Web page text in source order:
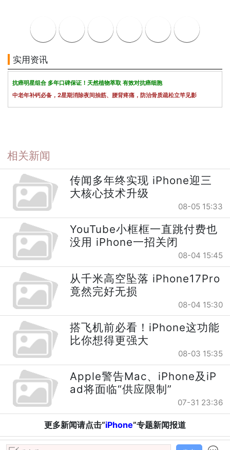
实用资讯
抗癌明星组合 多年口碑保证！天然植物萃取 有效对抗癌细胞
中老年补钙必备，2星期消除夜间抽筋、腰背疼痛，防治骨质疏松立竿见影
相关新闻
传闻多年终实现 iPhone迎三
大核心技术升级
08-05 15:33
YouTube小框框一直跳付费也
没用 iPhone一招关闭
08-04 15:45
从千米高空坠落 iPhone17Pro
竟然完好无损
08-04 15:30
搭飞机前必看！iPhone这功能
比你想得更强大
08-03 15:35
Apple警告Mac、iPhone及iP
ad将面临“供应限制”
07-31 23:36
更多新闻请点击“iPhone”专题新闻报道